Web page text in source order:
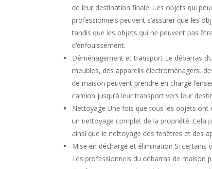
de leur destination finale. Les objets qui
professionnels peuvent s’assurer que les
tandis que les objets qui ne peuvent pas
d’enfouissement.
Déménagement et transport Le débarras
meubles, des appareils électroménagers,
de maison peuvent prendre en charge
camion jusqu’à leur transport vers leur
Nettoyage Une fois que tous les objets ont
un nettoyage complet de la propriété. Cela
ainsi que le nettoyage des fenêtres et des
Mise en décharge et élimination Si
Les professionnels du débarras de maison